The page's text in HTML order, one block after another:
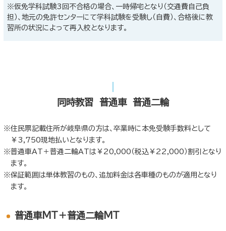
※仮免学科試験3回不合格の場合、一時帰宅となり（交通費自己負
担）、地元の免許センターにて学科試験を受験し（自費）、合格後に教
習所の状況によって再入校となります。
同時教習 普通車 普通二輪
住民票記載住所が岐阜県の方は、卒業時に本免受験手数料として
￥3,750現地払いとなります。
普通車AT＋普通二輪ATは￥20,000（税込￥22,000）割引となり
ます。
保証範囲は単体教習のもの、追加料金は各車種のものが適用となり
ます。
普通車MT＋普通二輪MT